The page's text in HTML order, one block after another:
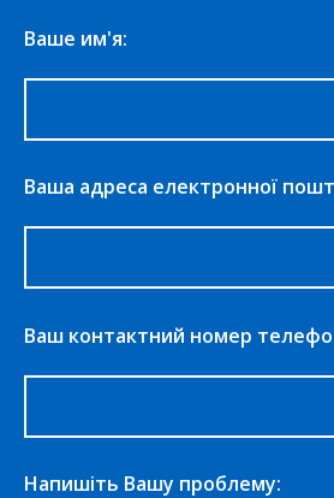
Ваше им'я:
Ваша адреса електронної
Ваш контактний номер
Напишіть Вашу проблему: